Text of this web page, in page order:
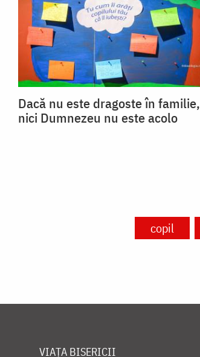
Dacă nu este dragoste în familie,
nici Dumnezeu nu este acolo
copil
VIAȚA BISERICII